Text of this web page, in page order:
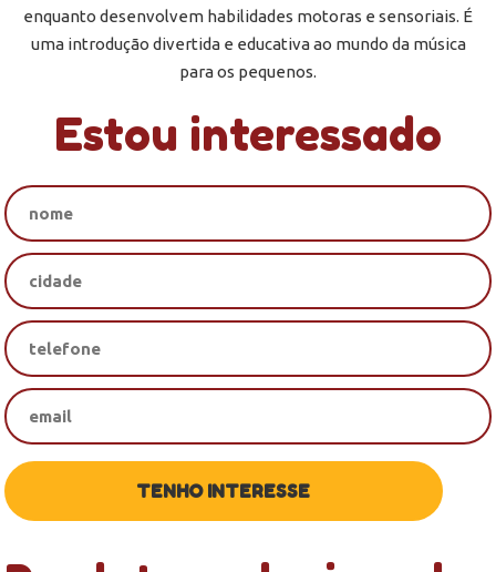
enquanto desenvolvem habilidades motoras e sensoriais. É
uma introdução divertida e educativa ao mundo da música
para os pequenos.
Estou interessado